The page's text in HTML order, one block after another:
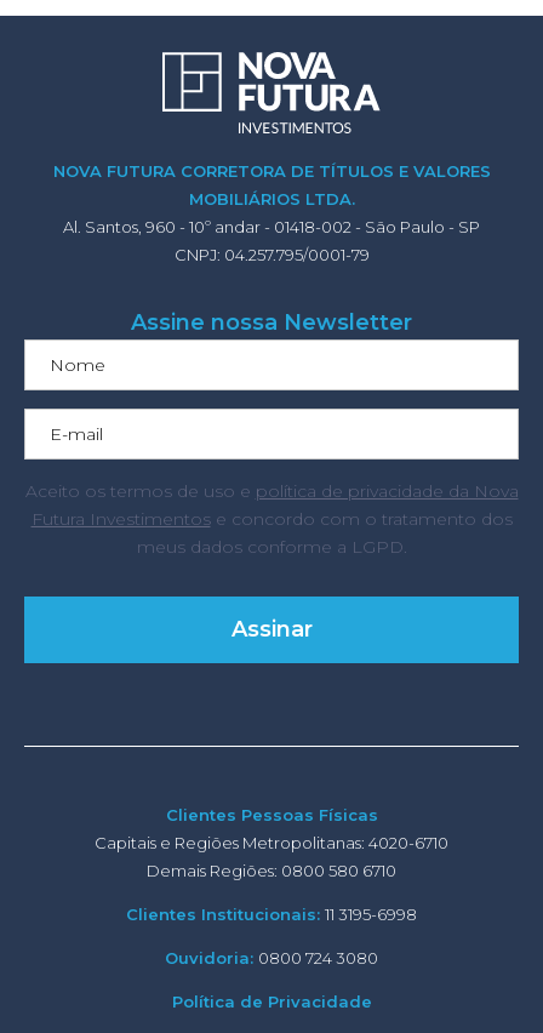
NOVA FUTURA CORRETORA DE TÍTULOS E VALORES
MOBILIÁRIOS LTDA.
Al. Santos, 960 - 10º andar - 01418-002 - São Paulo - SP
CNPJ: 04.257.795/0001-79
Assine nossa Newsletter
Aceito os termos de uso e política de privacidade da Nova
Futura Investimentose concordo com o tratamento dos
meus dados conforme a LGPD.
Clientes Pessoas Físicas
Capitais e Regiões Metropolitanas: 4020-6710
Demais Regiões: 0800 580 6710
Clientes Institucionais: 11 3195-6998
Ouvidoria: 0800 724 3080
Política de Privacidade